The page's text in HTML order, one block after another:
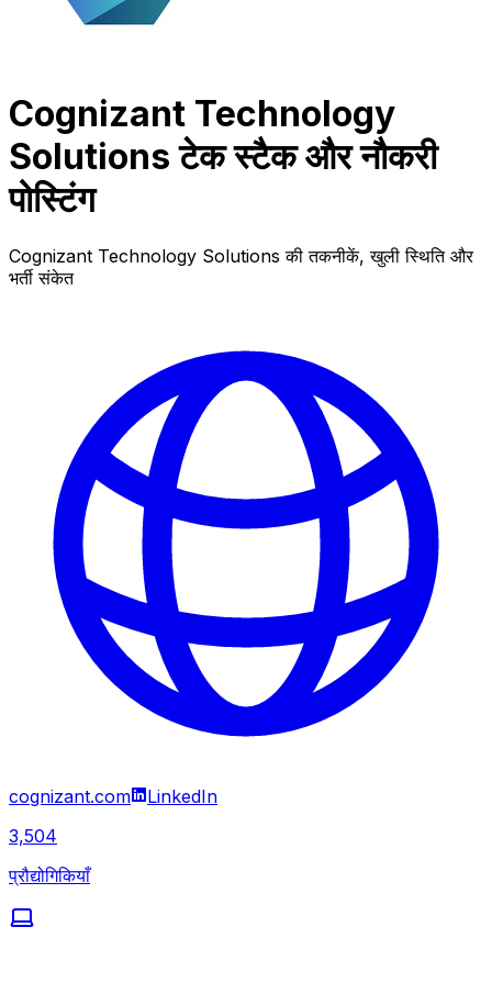
Cognizant Technology
Solutions टेक स्टैक और नौकरी
पोस्टिंग
Cognizant Technology Solutions की तकनीकें, खुली स्थिति और
भर्ती संकेत
cognizant.com
LinkedIn
3,504
प्रौद्योगिकियाँ